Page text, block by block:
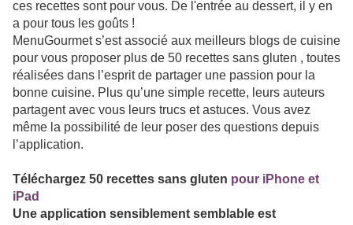
ces recettes sont pour vous. De l'entrée au dessert, il y en
a pour tous les goûts !
MenuGourmet s’est associé aux meilleurs blogs de cuisine
pour vous proposer plus de 50 recettes sans gluten , toutes
réalisées dans l’esprit de partager une passion pour la
bonne cuisine. Plus qu’une simple recette, leurs auteurs
partagent avec vous leurs trucs et astuces. Vous avez
même la possibilité de leur poser des questions depuis
l’application.
Téléchargez 50 recettes sans gluten pour iPhone et
iPad
Une application sensiblement semblable est